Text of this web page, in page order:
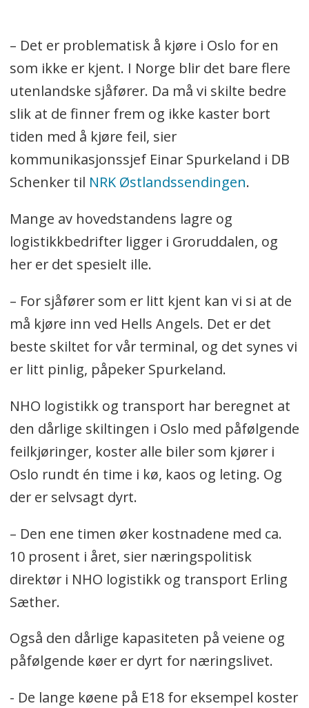
– Det er problematisk å kjøre i Oslo for en
som ikke er kjent. I Norge blir det bare flere
utenlandske sjåfører. Da må vi skilte bedre
slik at de finner frem og ikke kaster bort
tiden med å kjøre feil, sier
kommunikasjonssjef Einar Spurkeland i DB
Schenker til NRK Østlandssendingen.
Mange av hovedstandens lagre og
logistikkbedrifter ligger i Groruddalen, og
her er det spesielt ille.
– For sjåfører som er litt kjent kan vi si at de
må kjøre inn ved Hells Angels. Det er det
beste skiltet for vår terminal, og det synes vi
er litt pinlig, påpeker Spurkeland.
NHO logistikk og transport har beregnet at
den dårlige skiltingen i Oslo med påfølgende
feilkjøringer, koster alle biler som kjører i
Oslo rundt én time i kø, kaos og leting. Og
der er selvsagt dyrt.
– Den ene timen øker kostnadene med ca.
10 prosent i året, sier næringspolitisk
direktør i NHO logistikk og transport Erling
Sæther.
Også den dårlige kapasiteten på veiene og
påfølgende køer er dyrt for næringslivet.
- De lange køene på E18 for eksempel koster